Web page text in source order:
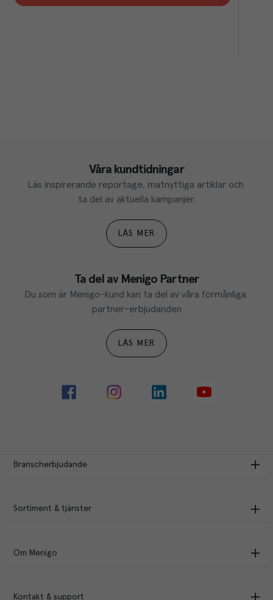
Våra kundtidningar
Läs inspirerande reportage, matnyttiga artiklar och
ta del av aktuella kampanjer.
LÄS MER
Ta del av Menigo Partner
Du som är Menigo-kund kan ta del av våra förmånliga
partner-erbjudanden
LÄS MER
Branscherbjudande
Sortiment & tjänster
Om Menigo
Kontakt & support